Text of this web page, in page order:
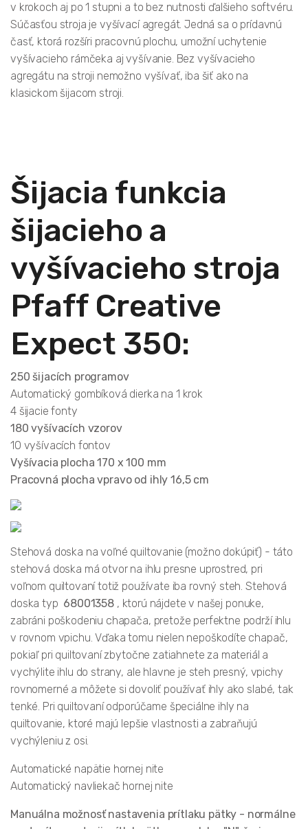
v krokoch aj po 1 stupni a to bez nutnosti ďalšieho softvéru.
Súčasťou stroja je vyšívací agregát. Jedná sa o prídavnú
časť, ktorá rozšíri pracovnú plochu, umožní uchytenie
vyšívacieho rámčeka aj vyšívanie. Bez vyšívacieho
agregátu na stroji nemožno vyšívať, iba šiť ako na
klasickom šijacom stroji.
Šijacia funkcia
šijacieho a
vyšívacieho stroja
Pfaff Creative
Expect 350:
250 šijacích programov
Automatický gombíková dierka na 1 krok
4 šijacie fonty
180 vyšívacích vzorov
10 vyšívacích fontov
Vyšívacia plocha 170 x 100 mm
Pracovná plocha vpravo od ihly 16,5 cm
Stehová doska na voľné quiltovanie (možno dokúpiť) - táto
stehová doska má otvor na ihlu presne uprostred, pri
voľnom quiltovaní totiž používate iba rovný steh. Stehová
doska typ 68001358, ktorú nájdete v našej ponuke,
zabráni poškodeniu chapača, pretože perfektne podrží ihlu
v rovnom vpichu. Vďaka tomu nielen nepoškodíte chapač,
pokiaľ pri quiltovaní zbytočne zatiahnete za materiál a
vychýlite ihlu do strany, ale hlavne je steh presný, vpichy
rovnomerné a môžete si dovoliť používať ihly ako slabé, tak
tenké. Pri quiltovaní odporúčame špeciálne ihly na
quiltovanie, ktoré majú lepšie vlastnosti a zabraňujú
vychýleniu z osi.
Automatické napätie hornej nite
Automatický navliekač hornej nite
Manuálna možnosť nastavenia prítlaku pätky - normálne